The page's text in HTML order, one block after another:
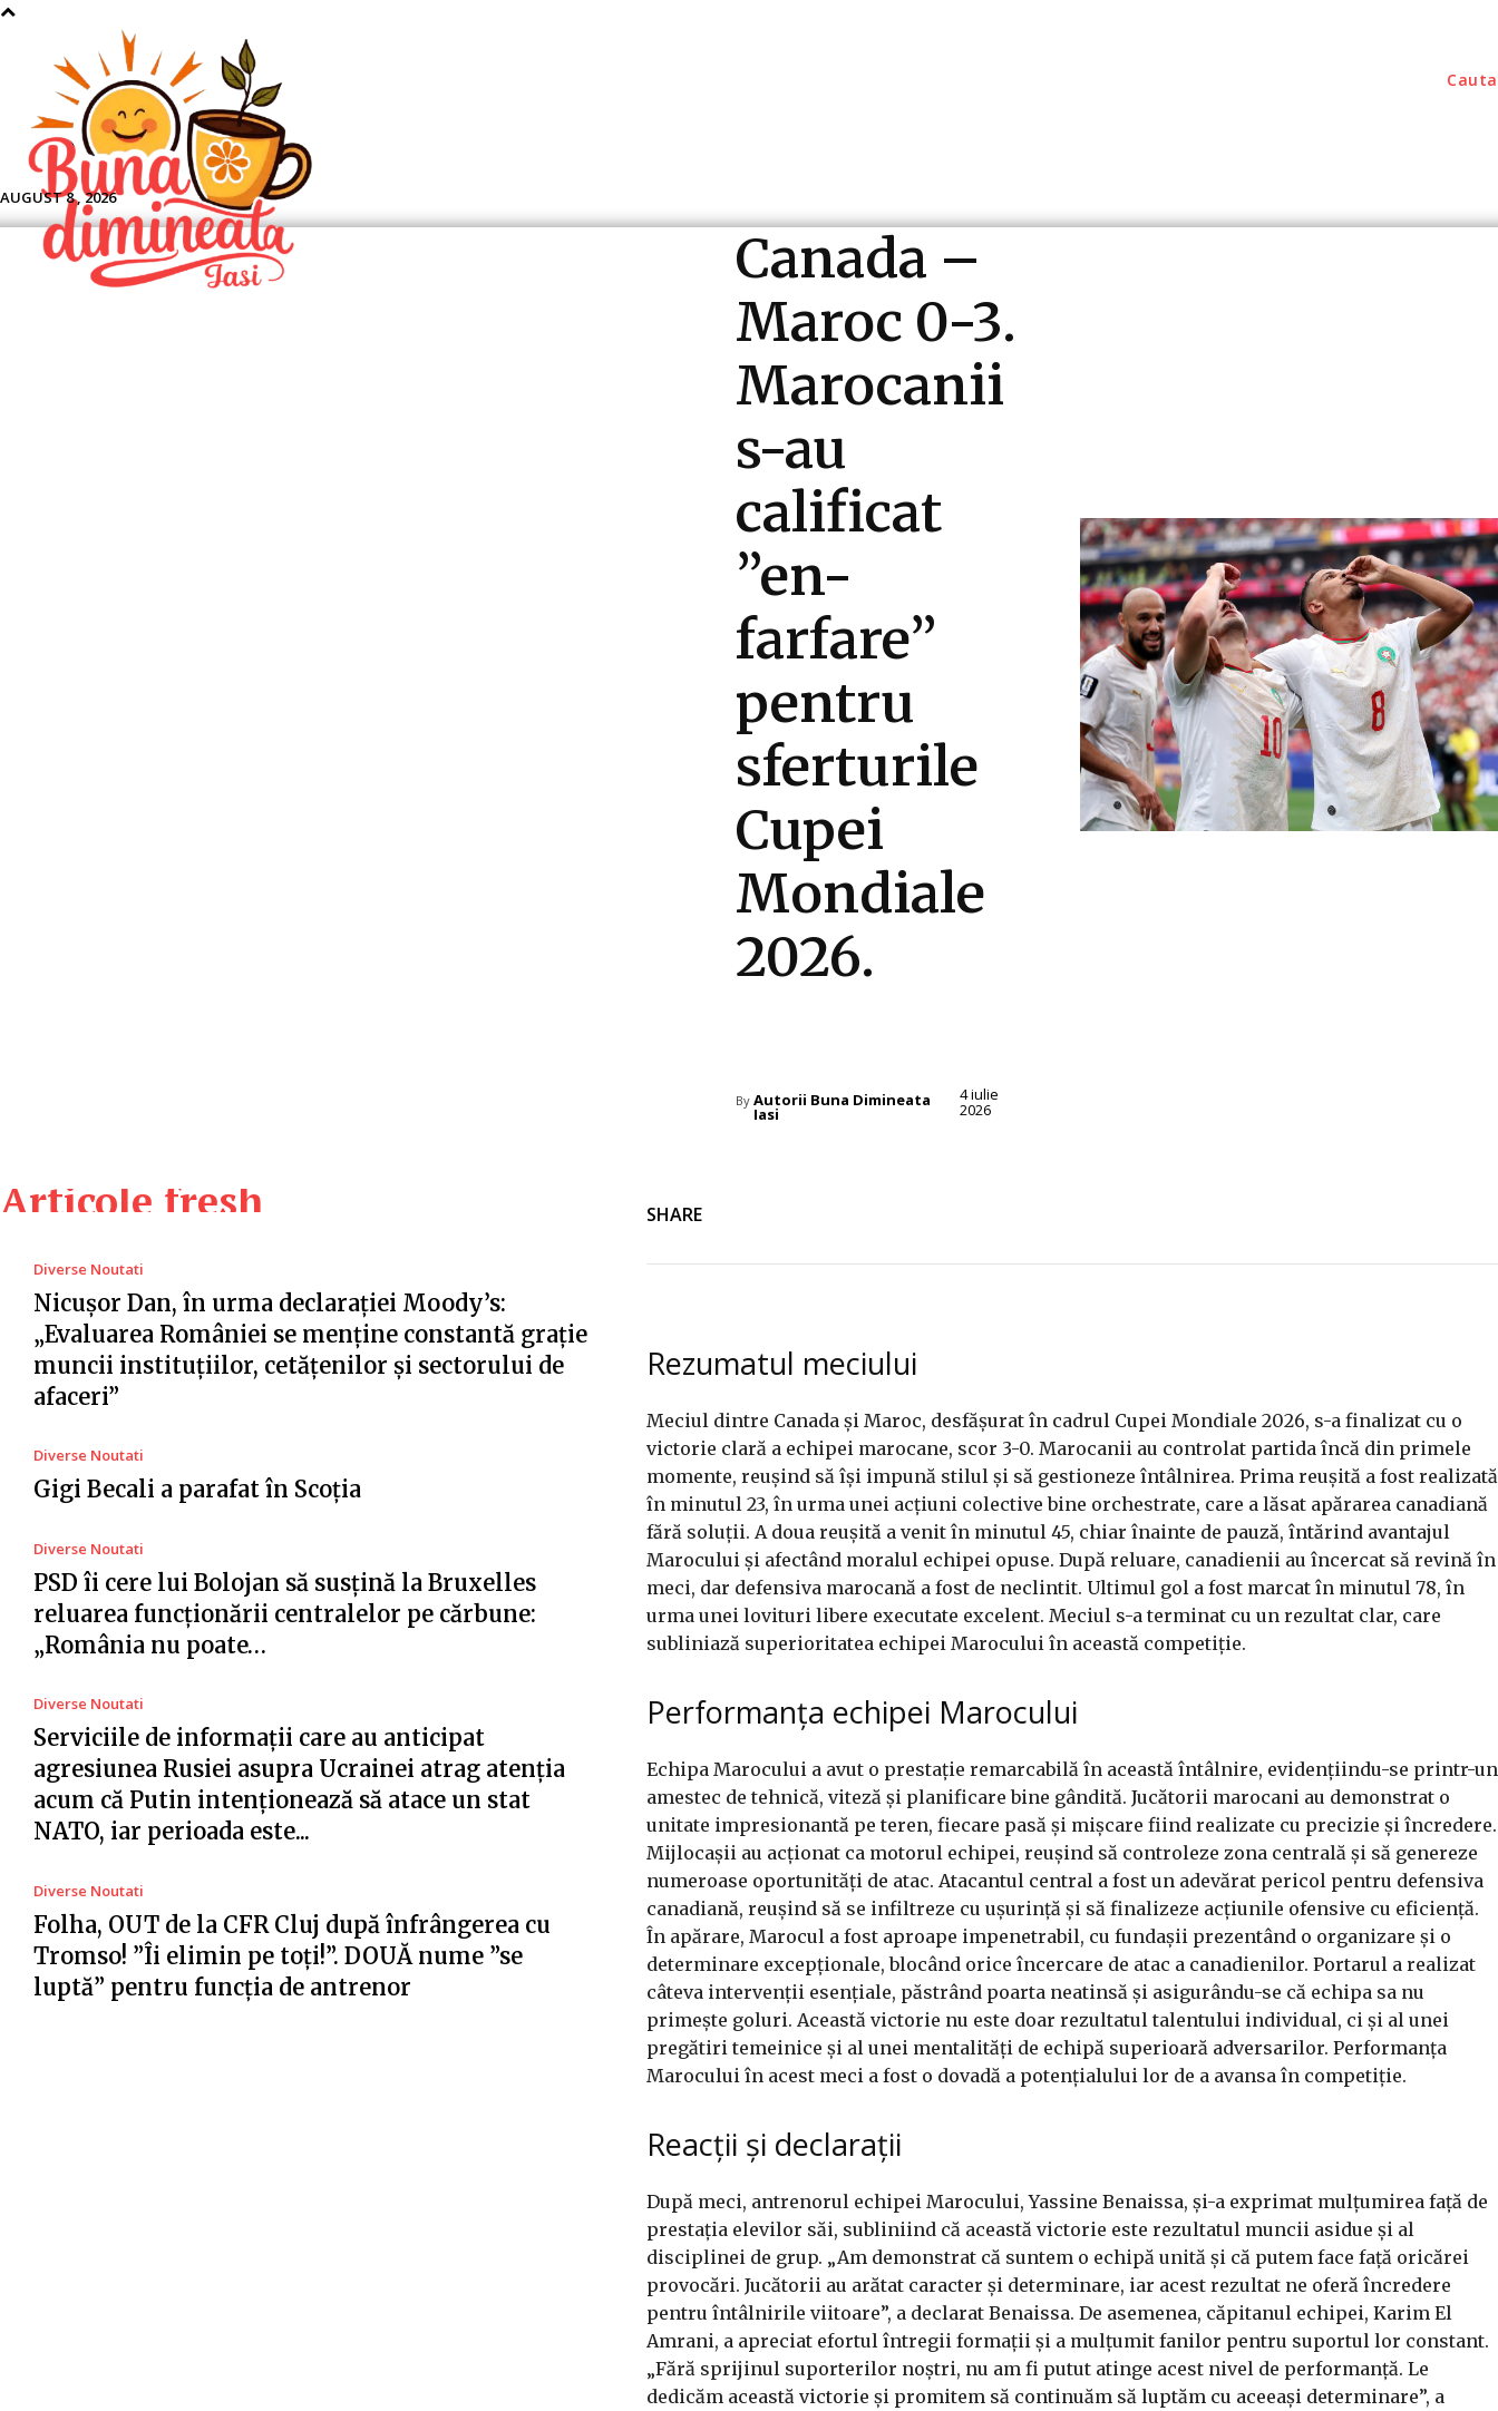
AUGUST 8 , 2026
Cauta
Canada –
Maroc 0-3.
Marocanii
s-au
calificat
”en-
farfare”
pentru
sferturile
Cupei
Mondiale
2026.
By Autorii Buna Dimineata
Iasi
4 iulie
2026
Articole fresh
Diverse Noutati
Nicușor Dan, în urma declarației Moody’s:
„Evaluarea României se menține constantă grație
muncii instituțiilor, cetățenilor și sectorului de
afaceri”
Diverse Noutati
Gigi Becali a parafat în Scoția
Diverse Noutati
PSD îi cere lui Bolojan să susțină la Bruxelles
reluarea funcționării centralelor pe cărbune:
„România nu poate…
Diverse Noutati
Serviciile de informații care au anticipat
agresiunea Rusiei asupra Ucrainei atrag atenția
acum că Putin intenționează să atace un stat
NATO, iar perioada este...
Diverse Noutati
Folha, OUT de la CFR Cluj după înfrângerea cu
Tromso! ”Îi elimin pe toți!”. DOUĂ nume ”se
luptă” pentru funcția de antrenor
SHARE
Rezumatul meciului
Meciul dintre Canada și Maroc, desfășurat în cadrul Cupei Mondiale 2026, s-a finalizat cu o
victorie clară a echipei marocane, scor 3-0. Marocanii au controlat partida încă din primele
momente, reușind să își impună stilul și să gestioneze întâlnirea. Prima reușită a fost realizată
în minutul 23, în urma unei acțiuni colective bine orchestrate, care a lăsat apărarea canadiană
fără soluții. A doua reușită a venit în minutul 45, chiar înainte de pauză, întărind avantajul
Marocului și afectând moralul echipei opuse. După reluare, canadienii au încercat să revină în
meci, dar defensiva marocană a fost de neclintit. Ultimul gol a fost marcat în minutul 78, în
urma unei lovituri libere executate excelent. Meciul s-a terminat cu un rezultat clar, care
subliniază superioritatea echipei Marocului în această competiție.
Performanța echipei Marocului
Echipa Marocului a avut o prestație remarcabilă în această întâlnire, evidențiindu-se printr-un
amestec de tehnică, viteză și planificare bine gândită. Jucătorii marocani au demonstrat o
unitate impresionantă pe teren, fiecare pasă și mișcare fiind realizate cu precizie și încredere.
Mijlocașii au acționat ca motorul echipei, reușind să controleze zona centrală și să genereze
numeroase oportunități de atac. Atacantul central a fost un adevărat pericol pentru defensiva
canadiană, reușind să se infiltreze cu ușurință și să finalizeze acțiunile ofensive cu eficiență.
În apărare, Marocul a fost aproape impenetrabil, cu fundașii prezentând o organizare și o
determinare excepționale, blocând orice încercare de atac a canadienilor. Portarul a realizat
câteva intervenții esențiale, păstrând poarta neatinsă și asigurându-se că echipa sa nu
primește goluri. Această victorie nu este doar rezultatul talentului individual, ci și al unei
pregătiri temeinice și al unei mentalități de echipă superioară adversarilor. Performanța
Marocului în acest meci a fost o dovadă a potențialului lor de a avansa în competiție.
Reacții și declarații
După meci, antrenorul echipei Marocului, Yassine Benaissa, și-a exprimat mulțumirea față de
prestația elevilor săi, subliniind că această victorie este rezultatul muncii asidue și al
disciplinei de grup. „Am demonstrat că suntem o echipă unită și că putem face față oricărei
provocări. Jucătorii au arătat caracter și determinare, iar acest rezultat ne oferă încredere
pentru întâlnirile viitoare”, a declarat Benaissa. De asemenea, căpitanul echipei, Karim El
Amrani, a apreciat efortul întregii formații și a mulțumit fanilor pentru suportul lor constant.
„Fără sprijinul suporterilor noștri, nu am fi putut atinge acest nivel de performanță. Le
dedicăm această victorie și promitem să continuăm să luptăm cu aceeași determinare”, a